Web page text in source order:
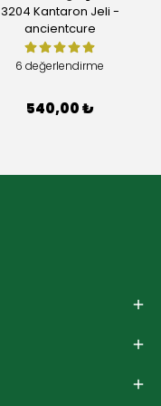
3204 Kantaron Jeli -
ancientcure
6 değerlendirme
540,00 ₺